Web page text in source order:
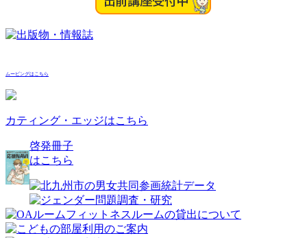
ムービングはこちら
カティング・エッジはこちら
啓発冊子
はこちら